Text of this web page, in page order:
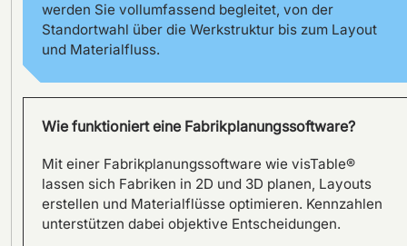
SILOKING plant große
Kapazitätserweiterung mit
visTable®
werden Sie vollumfassend begleitet, von der
Standortwahl über die Werkstruktur bis zum Layout
und Materialfluss.
Wie funktioniert eine Fabrikplanungssoftware?
Mit einer Fabrikplanungssoftware wie visTable®
lassen sich Fabriken in 2D und 3D planen, Layouts
erstellen und Materialflüsse optimieren. Kennzahlen
unterstützen dabei objektive Entscheidungen.